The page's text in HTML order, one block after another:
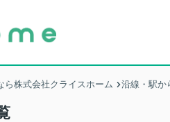
ら株式会社クライスホーム 沿線・駅か